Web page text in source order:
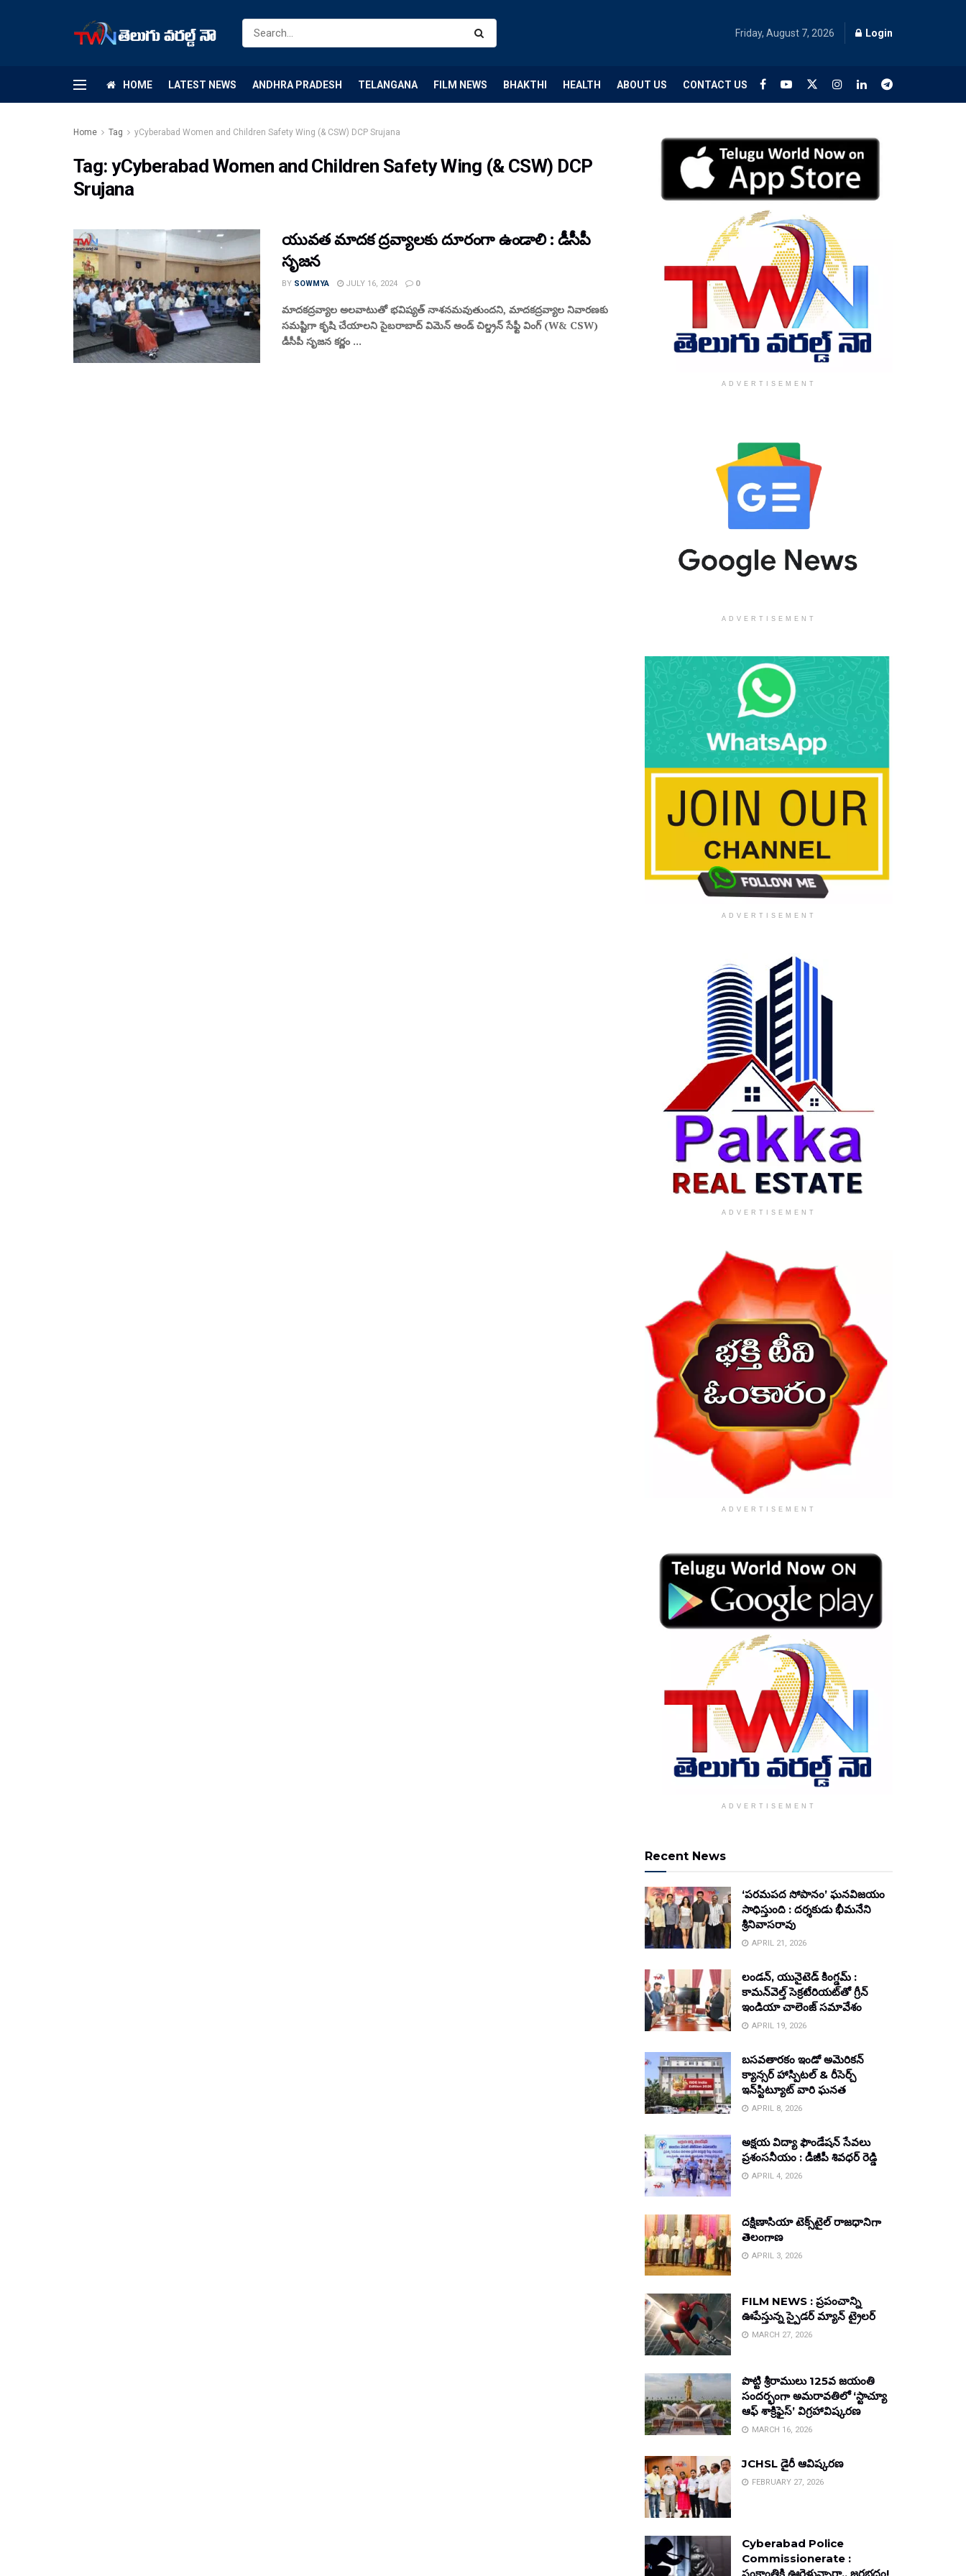
Friday, August 7, 2026 Login
HOME LATEST NEWS ANDHRA PRADESH TELANGANA FILM NEWS BHAKTHI HEALTH ABOUT US CONTACT US
Home Tag yCyberabad Women and Children Safety Wing (& CSW) DCP Srujana
Tag:yCyberabad Women and Children Safety Wing (& CSW) DCP
Srujana
యువత మాదక ద్రవ్యాలకు దూరంగా ఉండాలి : డీసీపీ
సృజన
BY SOWMYA JULY 16, 2024 0
మాదకద్రవ్యాల అలవాటుతో భవిష్యత్‌ నాశనమవుతుందని, మాదకద్రవ్యాల నివారణకు
సమష్టిగా కృషి చేయాలని సైబరాబాద్ విమెన్ అండ్ చిల్డ్రన్ సేఫ్టీ వింగ్ (W& CSW)
డీసీపీ సృజన కర్ణం ...
ADVERTISEMENT
ADVERTISEMENT
ADVERTISEMENT
ADVERTISEMENT
ADVERTISEMENT
ADVERTISEMENT
Recent News
‘పరమపద సోపానం’ ఘనవిజయం
సాధిస్తుంది : దర్శకుడు భీమనేని
శ్రీనివాసరావు
APRIL 21, 2026
లండన్, యునైటెడ్ కింగ్డమ్ :
కామన్‌వెల్త్ సెక్రటేరియట్‌తో గ్రీన్
ఇండియా చాలెంజ్ సమావేశం
APRIL 19, 2026
బసవతారకం ఇండో అమెరికన్
క్యాన్సర్ హాస్పిటల్ & రీసెర్చ్
ఇన్‌స్టిట్యూట్ వారి ఘనత
APRIL 8, 2026
అక్షయ విద్యా ఫౌండేషన్ సేవలు
ప్రశంసనీయం : డీజీపీ శివధర్ రెడ్డి
APRIL 4, 2026
దక్షిణాసియా టెక్స్‌టైల్ రాజధానిగా
తెలంగాణ
APRIL 3, 2026
FILM NEWS : ప్రపంచాన్ని
ఊపేస్తున్న స్పైడర్ మ్యాన్ ట్రైలర్
MARCH 27, 2026
పొట్టి శ్రీరాములు 125వ జయంతి
సందర్భంగా అమరావతిలో ‘స్టాచ్యూ
ఆఫ్ శాక్రిఫైస్’ విగ్రహావిష్కరణ
MARCH 16, 2026
JCHSL డైరీ ఆవిష్కరణ
FEBRUARY 27, 2026
Cyberabad Police
Commissionerate :